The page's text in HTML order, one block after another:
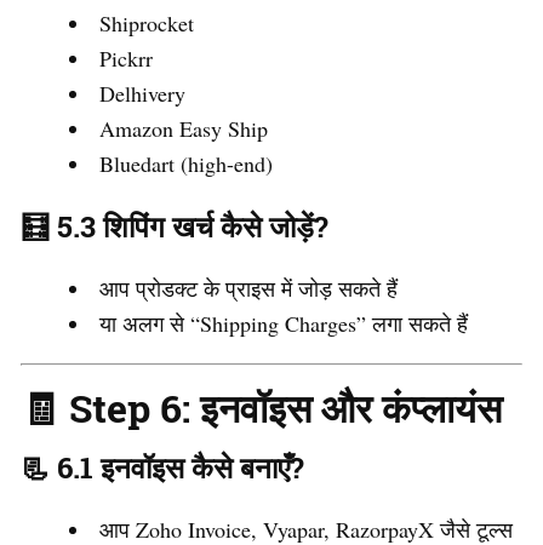
Shiprocket
Pickrr
Delhivery
Amazon Easy Ship
Bluedart (high-end)
🧮 5.3 शिपिंग खर्च कैसे जोड़ें?
आप प्रोडक्ट के प्राइस में जोड़ सकते हैं
या अलग से “Shipping Charges” लगा सकते हैं
🧾 Step 6: इनवॉइस और कंप्लायंस
📃 6.1 इनवॉइस कैसे बनाएँ?
आप Zoho Invoice, Vyapar, RazorpayX जैसे टूल्स